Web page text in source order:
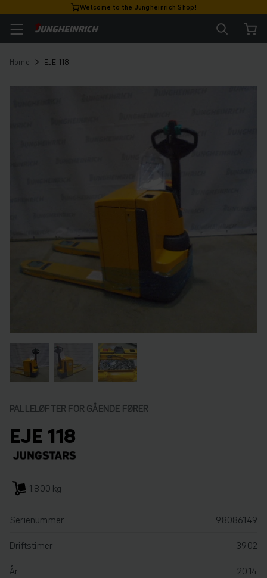
Welcome to the Jungheinrich Shop!
Home EJE 118
PALLELØFTER FOR GÅENDE FØRER
EJE 118
1.800 kg
Serienummer
98086149
Driftstimer
3902
År
2014